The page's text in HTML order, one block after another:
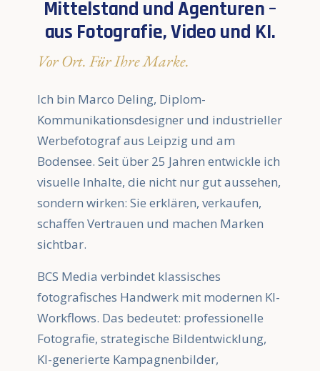
Mittelstand und Agenturen –
aus Fotografie, Video und KI.
Vor Ort. Für Ihre Marke.
Ich bin Marco Deling, Diplom-
Kommunikationsdesigner und industrieller
Werbefotograf aus Leipzig und am
Bodensee. Seit über 25 Jahren entwickle ich
visuelle Inhalte, die nicht nur gut aussehen,
sondern wirken: Sie erklären, verkaufen,
schaffen Vertrauen und machen Marken
sichtbar.
BCS Media verbindet klassisches
fotografisches Handwerk mit modernen KI-
Workflows. Das bedeutet: professionelle
Fotografie, strategische Bildentwicklung,
KI-generierte Kampagnenbilder,